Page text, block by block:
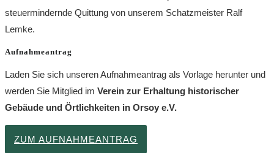
Dietmar
steuermindernde Quittung von unserem Schatzmeister Ralf
Lemke.
Aufnahmeantrag
Laden Sie sich unseren Aufnahmeantrag als Vorlage herunter und
werden Sie Mitglied im Verein zur Erhaltung historischer
Gebäude und Örtlichkeiten in Orsoy e.V.
ZUM AUFNAHMEANTRAG